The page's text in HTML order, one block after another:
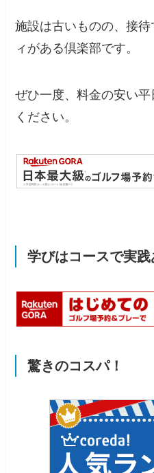
施設は古いものの、接
ィがある倶楽部です。
ぜひ一度、料金の安い
ください。
学びはコースで実践
驚きのコスパ！